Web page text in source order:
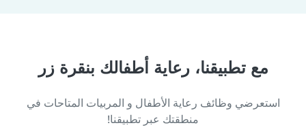
مع تطبيقنا، رعاية أطفالك بنقرة زر
استعرضي وظائف رعاية الأطفال و المربيات المتاحات في
منطقتك عبر تطبيقنا!